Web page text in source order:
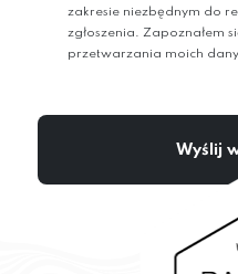
zakresie niezbędnym do
zgłoszenia. Zapoznałem
przetwarzania moich